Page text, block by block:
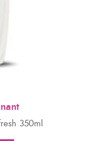
350ml